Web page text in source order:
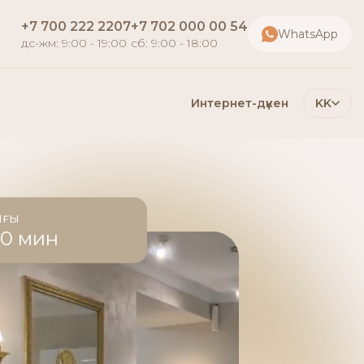
+7 700 222 2207
дс-жм: 9:00 - 19:00
+7 702 000 00 54
сб: 9:00 - 18:00
WhatsApp
Интернет-дүкен KK
мин